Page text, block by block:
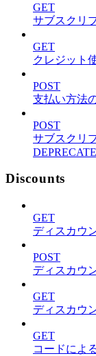
GET
サブスクリ
GET
クレジット
POST
支払い方法
POST
サブスクリ
Discounts
GET
ディスカウ
POST
ディスカウ
GET
ディスカウ
GET
コードによ